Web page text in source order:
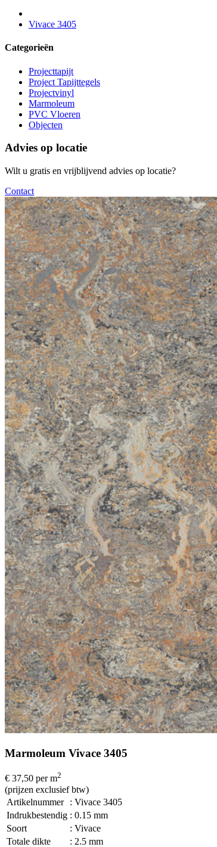
Vivace 3405
Categorieën
Projecttapijt
Project Tapijttegels
Projectvinyl
Marmoleum
PVC Vloeren
Objecten
Advies op locatie
Wilt u gratis en vrijblijvend advies op locatie?
Contact
Marmoleum Vivace 3405
€ 37,50 per m2
(prijzen exclusief btw)
Artikelnummer
: Vivace 3405
Indrukbestendig : 0.15 mm
Soort
: Vivace
Totale dikte
: 2.5 mm